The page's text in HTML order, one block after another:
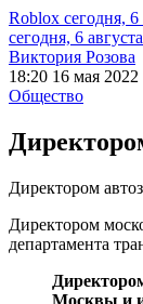
Roblox сегодня, 6
сегодня, 6
Виктория Розова
18:20 16 мая 2022
Общество
Директором
Директором
департамента
Москвы и